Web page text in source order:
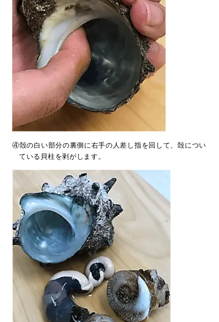
④殻の白い部分の裏側に右手の人差し指を回して、殻につい
ている貝柱を剥がします。